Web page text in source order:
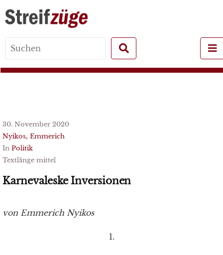
for:
30. November 2020
Nyikos, Emmerich
In Politik
Textlänge mittel
Karnevaleske Inversionen
von Emmerich Nyikos
1.